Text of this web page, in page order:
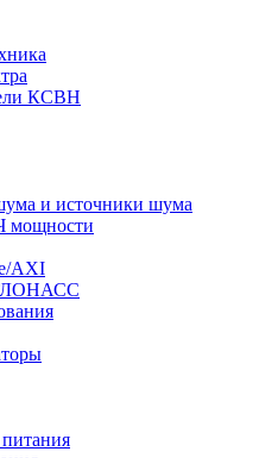
КСВН
и источники шума
мощности
AXI
ГЛОНАСС